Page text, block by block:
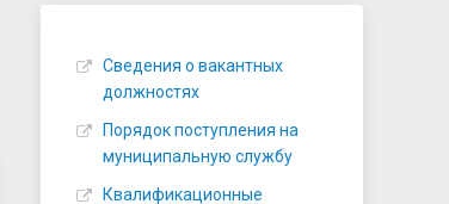
Сведения о вакантных
должностях
Порядок поступления на
муниципальную службу
Квалификационные